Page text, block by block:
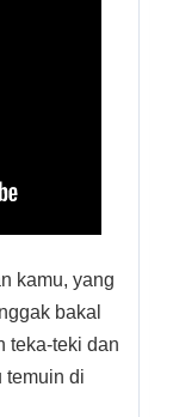
kamu, yang
bakal
teka-teki dan
temuin di